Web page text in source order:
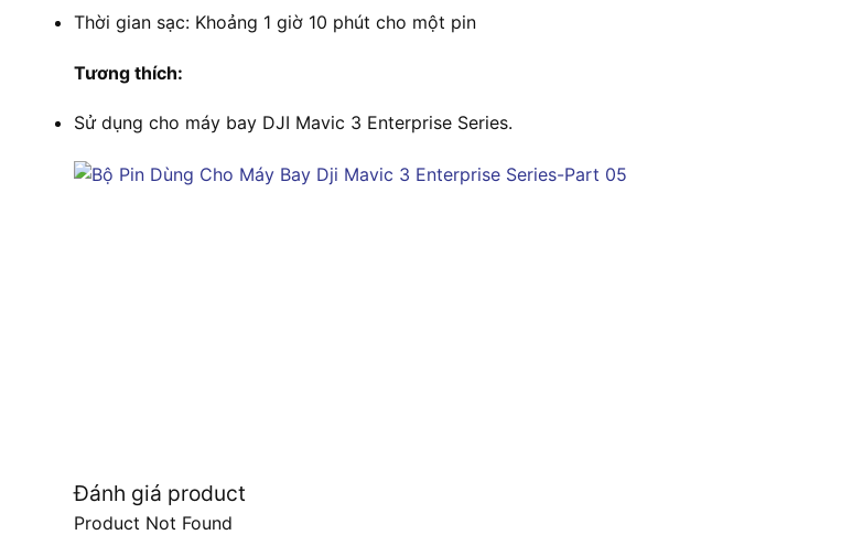
Thời gian sạc: Khoảng 1 giờ 10 phút cho một pin
Tương thích:
Sử dụng cho máy bay DJI Mavic 3 Enterprise Series.
Đánh giá product
Product Not Found